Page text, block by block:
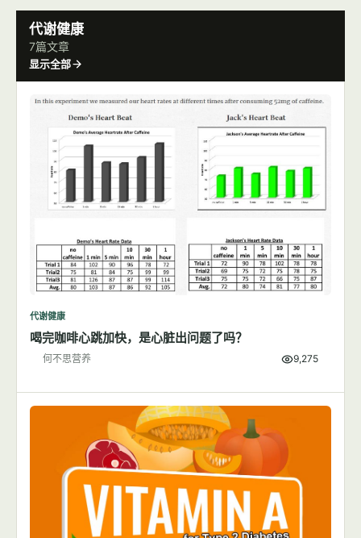
代谢健康
7篇文章
显示全部
代谢健康
喝完咖啡心跳加快，是心脏出问题了吗？
何不思营养 9,275